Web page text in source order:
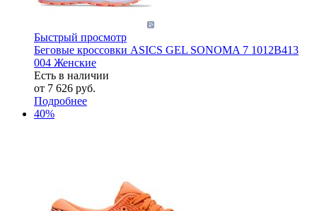
Быстрый просмотр
Беговые кроссовки ASICS GEL SONOMA 7 1012B413
004 Женские
Есть в наличии
от 7 626 руб.
Подробнее
40%